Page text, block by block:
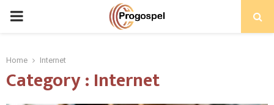
PRIMARY
Home Internet
Category : Internet